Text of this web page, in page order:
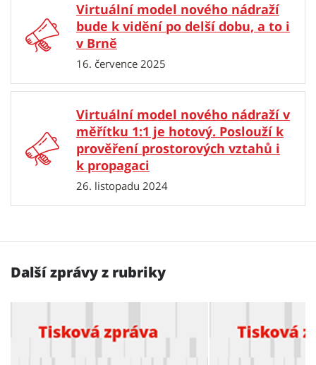
Virtuální model nového nádraží
bude k vidění po delší dobu, a to i
v Brně
16. července 2025
Virtuální model nového nádraží v
měřítku 1:1 je hotový. Poslouží k
prověření prostorových vztahů i
k propagaci
26. listopadu 2024
Další zprávy z rubriky